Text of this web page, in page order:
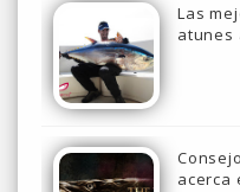
Las
atunes
acerca